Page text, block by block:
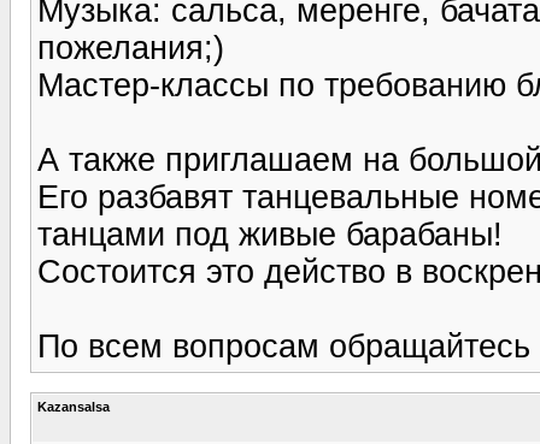
Музыка: сальса, меренге,
пожелания;)
Мастер-классы по требованию
А также приглашаем на
Его разбавят танцевальные
танцами под живые барабаны!
Состоится это действо в
По всем вопросам
Kazansalsa